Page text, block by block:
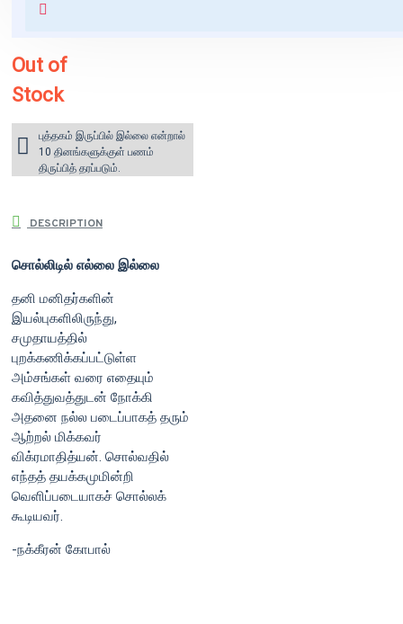
for orders above ₹1000 within
Out of
Stock
புத்தகம் இருப்பில் இல்லை என்றால்
10 தினங்களுக்குள் பணம்
திருப்பித் தரப்படும்.
DESCRIPTION
சொல்லிடில் எல்லை இல்லை
தனி மனிதர்களின்
இயல்புகளிலிருந்து,
சமுதாயத்தில்
புறக்கணிக்கப்பட்டுள்ள
அம்சங்கள் வரை எதையும்
கவித்துவத்துடன் நோக்கி
அதனை நல்ல படைப்பாகத் தரும்
ஆற்றல் மிக்கவர்
விக்ரமாதித்யன். சொல்வதில்
எந்தத் தயக்கமுமின்றி
வெளிப்படையாகச் சொல்லக்
கூடியவர்.
-நக்கீரன் கோபால்